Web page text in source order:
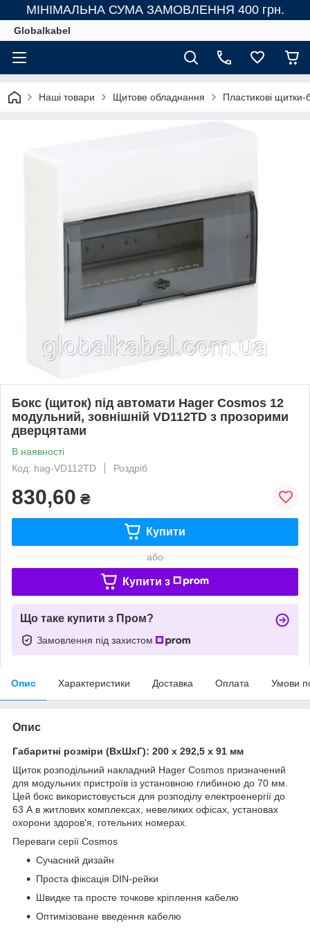
МІНІМАЛЬНА СУМА ЗАМОВЛЕННЯ 400 грн.
Globalkabel
Наші товари Щитове обладнання Пластикові щитки-
Бокс (щиток) під автомати Hager Cosmos 12
модульний, зовнішній VD112TD з прозорими
дверцятами
В наявності
Код: hag-VD112TD
Роздріб
830,60 ₴
Купити
або
Купити з
Що таке купити з Пром?
Замовлення під захистом
Опис Характеристики Доставка Оплата Умови
Опис
Габаритні розміри (ВхШхГ): 200 x 292,5 x 91 мм
Щиток розподільний накладний Hager Cosmos призначений
для модульних пристроїв із установною глибиною до 70 мм.
Цей бокс використовується для розподілу електроенергії до
63 А в житлових комплексах, невеликих офісах, установах
охорони здоров'я, готельних номерах.
Переваги серії Cosmos
Сучасний дизайн
Проста фіксація DIN-рейки
Швидке та просте точкове кріплення кабелю
Оптимізоване введення кабелю